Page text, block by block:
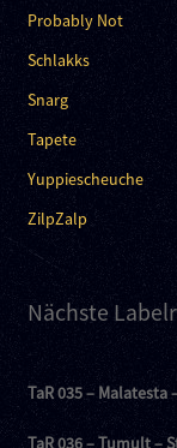
Probably Not
Schlakks
Snarg
Tapete
Yuppiescheuche
ZilpZalp
Nächste
TaR 035 – Malatesta
TaR 036 – Tumult –